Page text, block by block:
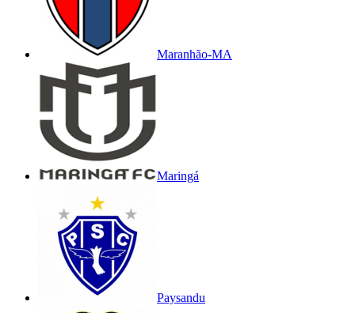
Maranhão-MA
Maringá
Paysandu